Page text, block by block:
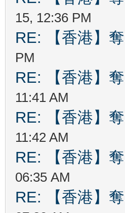
15, 12:36 PM
RE: 【香港】
PM
RE: 【香港】
11:41 AM
RE: 【香港】
11:42 AM
RE: 【香港】
06:35 AM
RE: 【香港】